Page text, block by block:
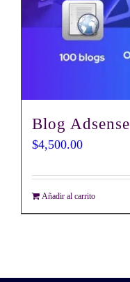
Blog Adsense
$4,500.00
Añadir al carrito